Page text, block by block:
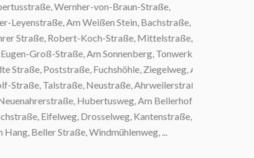
Wernher-von-Braun-Straße,
Am Weißen Stein, Bachstraße,
Straße, Robert-Koch-Straße, Mittelstraße,
Groß-Straße, Am Sonnenberg, Tonwerk,
Poststraße, Fuchshöhle, Ziegelweg, An
Talstraße, Neustraße, Ahrweilerstraße,
Hubertusweg, Am Bellerhof,
Eifelweg, Drosselweg, Kantenstraße,
Beller Straße, Windmühlenweg, ...